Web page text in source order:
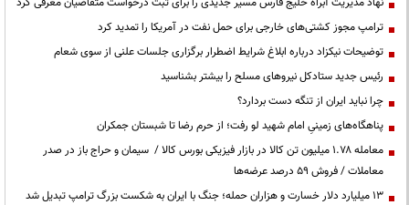
ترامپ مجوز کشتی‌های خارجی برای حمل نفت در آمریکا را تمدید کرد
توضیحات نیکزاد درباره ابلاغ شرایط اضطرار برگزاری جلسات علنی از سوی شعام
رئیس جدید ستادکل نیروهای مسلح را بیشتر بشناسید
چرا نباید ایران از تنگه دست بردارد؟
پناهگاه‌های زمینیِ امام شهید لو رفت؛ از حرم رضا تا شبستان جمکران
معامله ۱.۷۸ میلیون تن کالا در بازار فیزیکی بورس کالا / سیمان و حراج باز در صدر
معاملات / فروش ۵۹ درصد عرضه‌ها
۱۳ میلیارد دلار خسارت و هزاران حمله؛ جنگ با ایران به شکست بزرگ ترامپ تبدیل شد